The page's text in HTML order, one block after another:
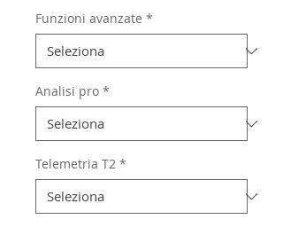
Funzioni avanzate *
Analisi pro *
Telemetria T2 *